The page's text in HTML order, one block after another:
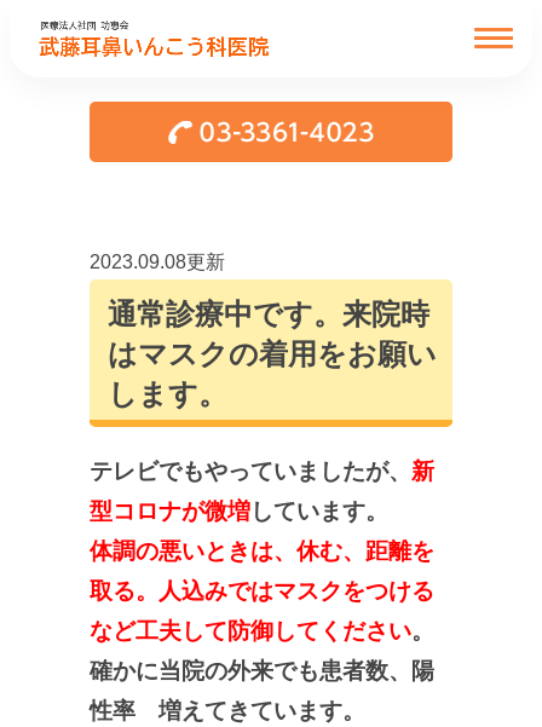
2023.09.08更新
通常診療中です。来院時
はマスクの着用をお願い
します。
テレビでもやっていましたが、 新
型コロナが微増しています。
体調の悪いときは、休む、距離を
取る。人込みではマスクをつける
など工夫して防御してください。
確かに当院の外来でも患者数、陽
性率 増えてきています。